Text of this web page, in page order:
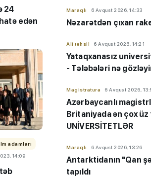
24
edən
adamları
14:09
Maraqlı 6 Avqust 2026, 14:33
Nəzarətdən çıxan
Ali təhsil 6 Avqust 2026, 14:21
Yataqxanasız
- Tələbələri nə
Magistratura 6 Avqust 2026,
Azərbaycanlı
Britaniyada ən çox
UNİVERSİTETLƏR
Maraqlı 6 Avqust 2026, 13:26
Antarktidanın "Qan
tapıldı